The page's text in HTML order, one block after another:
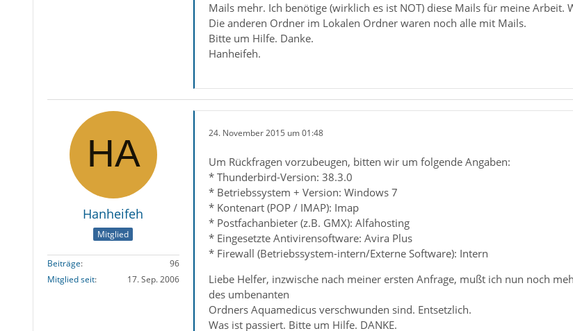
Mails mehr. Ich benötige (wirklich es ist NOT) diese Mails für meine Arbeit.
Die anderen Ordner im Lokalen Ordner waren noch alle mit Mails.
Bitte um Hilfe. Danke.
Hanheifeh.
Hanheifeh
Mitglied
Beiträge
96
Mitglied seit
17. Sep. 2006
24. November 2015 um 01:48
Um Rückfragen vorzubeugen, bitten wir um folgende Angaben:
* Thunderbird-Version: 38.3.0
* Betriebssystem + Version: Windows 7
* Kontenart (POP / IMAP): Imap
* Postfachanbieter (z.B. GMX): Alfahosting
* Eingesetzte Antivirensoftware: Avira Plus
* Firewall (Betriebssystem-intern/Externe Software): Intern
Liebe Helfer, inzwische nach meiner ersten Anfrage, mußt ich nun noch
des umbenanten
Ordners Aquamedicus verschwunden sind. Entsetzlich.
Was ist passiert. Bitte um Hilfe. DANKE.